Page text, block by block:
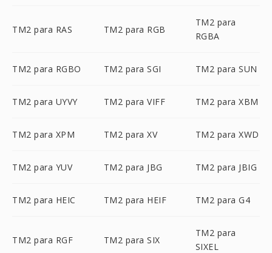
TM2 para RAS TM2 para RGB
TM2 para
RGBA
TM2 para RGBO TM2 para SGI TM2 para SUN
TM2 para UYVY TM2 para VIFF TM2 para XBM
TM2 para XPM TM2 para XV TM2 para XWD
TM2 para YUV TM2 para JBG TM2 para JBIG
TM2 para HEIC TM2 para HEIF TM2 para G4
TM2 para RGF TM2 para SIX
TM2 para
SIXEL